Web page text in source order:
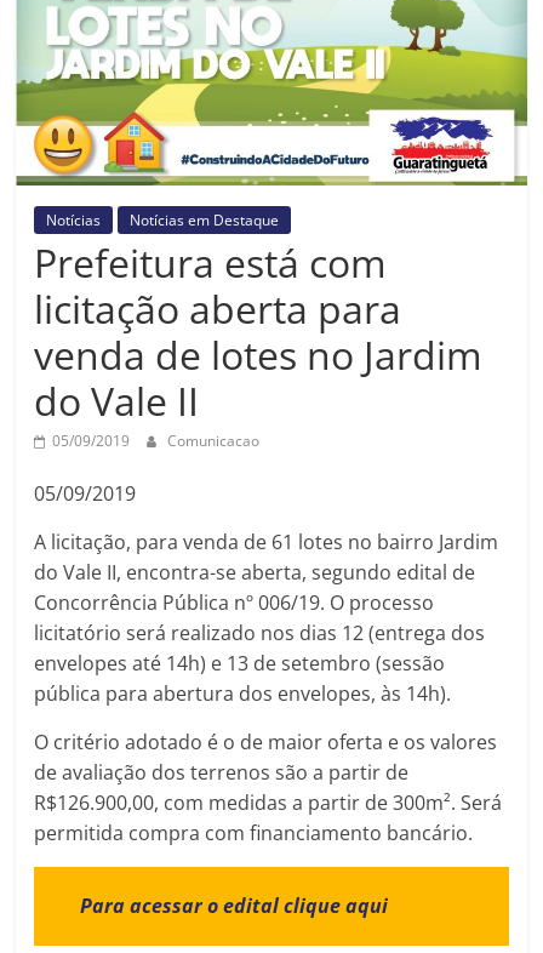
Notícias Notícias em Destaque
Prefeitura está com
licitação aberta para
venda de lotes no Jardim
do Vale II
05/09/2019 Comunicacao
05/09/2019
A licitação, para venda de 61 lotes no bairro Jardim
do Vale II, encontra-se aberta, segundo edital de
Concorrência Pública nº 006/19. O processo
licitatório será realizado nos dias 12 (entrega dos
envelopes até 14h) e 13 de setembro (sessão
pública para abertura dos envelopes, às 14h).
O critério adotado é o de maior oferta e os valores
de avaliação dos terrenos são a partir de
R$126.900,00, com medidas a partir de 300m². Será
permitida compra com financiamento bancário.
Para acessar o edital clique aqui